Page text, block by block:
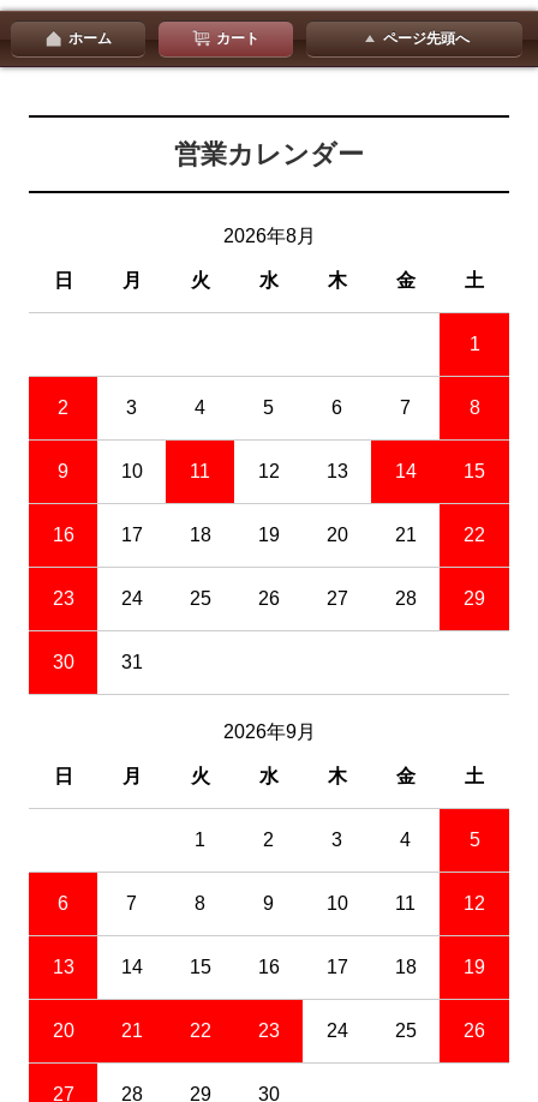
ホーム カート ページ先頭へ
営業カレンダー
2026年8月
日 月 火 水 木 金 土
1
2 3 4 5 6 7 8
9 10 11 12 13 14 15
16 17 18 19 20 21 22
23 24 25 26 27 28 29
30 31
2026年9月
日 月 火 水 木 金 土
1 2 3 4 5
6 7 8 9 10 11 12
13 14 15 16 17 18 19
20 21 22 23 24 25 26
27 28 29 30